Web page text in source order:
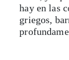
hay en las
griegos,